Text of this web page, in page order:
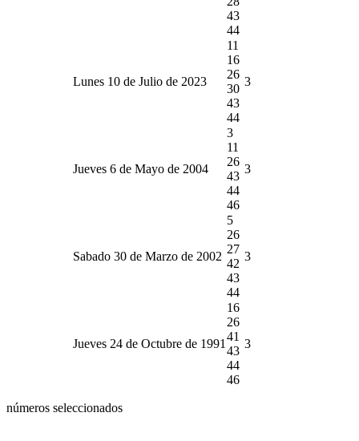
43
44
Lunes 10 de Julio de 2023
11
16
26
30
43
44
3
Jueves 6 de Mayo de 2004
3
11
26
43
44
46
3
Sabado 30 de Marzo de 2002
5
26
27
42
43
44
3
Jueves 24 de Octubre de 1991
16
26
41
43
44
46
3
números seleccionados